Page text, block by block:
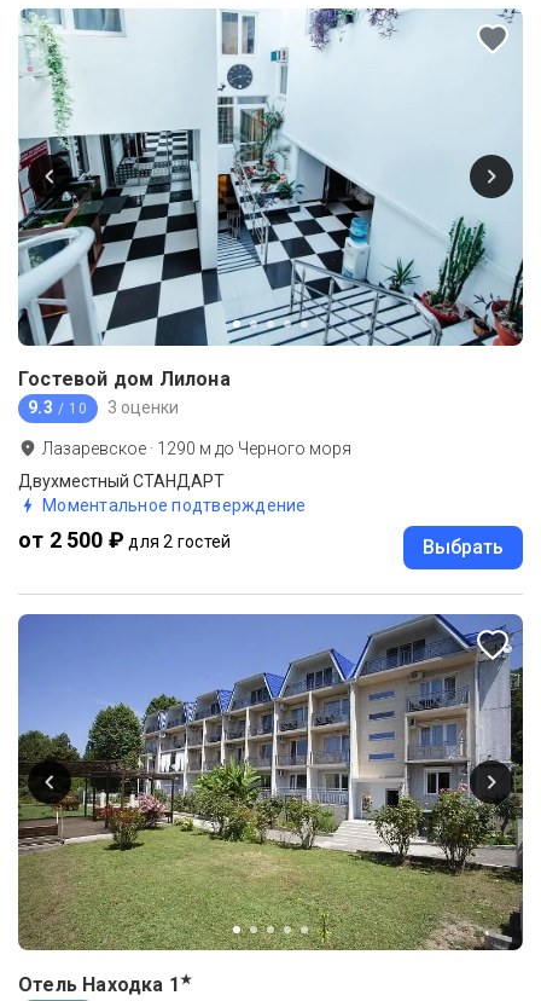
Гостевой дом Лилона
9.3 / 10 3 оценки
Лазаревское · 1290 м до Черного моря
Двухместный СТАНДАРТ
Моментальное подтверждение
от 2 500 ₽ для 2 гостей Выбрать
Отель Находка 1★